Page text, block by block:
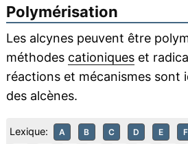
Polymérisation
Les alcynes peuvent être
méthodes cationiqueset
réactions et mécanismes sont
des alcènes.
Lexique: A B C D E F